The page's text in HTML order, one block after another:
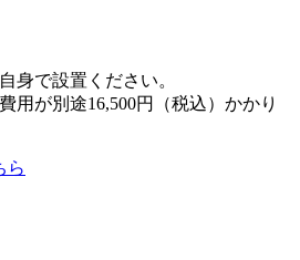
身で設置ください。
用が別途16,500円（税込）かかり
ら